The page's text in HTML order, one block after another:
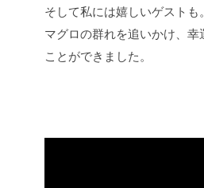
そして私には嬉しいゲスト
マグロの群れを追いかけ、幸
ことができました。